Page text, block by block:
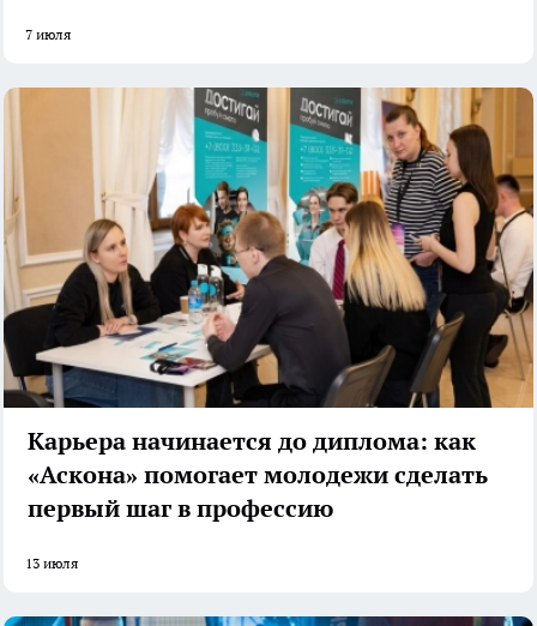
7 июля
Карьера начинается до диплома: как
«Аскона» помогает молодежи сделать
первый шаг в профессию
13 июля